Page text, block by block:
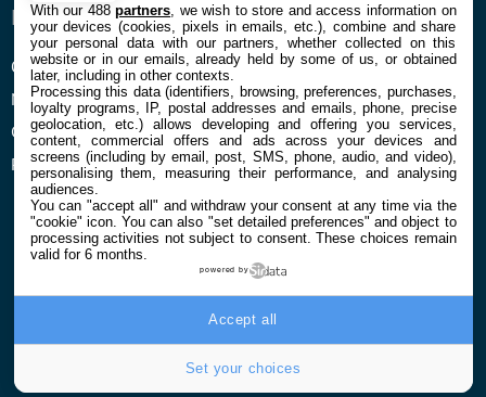
ENTREPRISE
Qui sommes nous
Mentions légales et CGU
Confidentialité et Cookies
Préférences cookies
À PROPOS
La rédaction
Contact
With our 488partners , we wish to store and access information on
your devices (cookies, pixels in emails, etc.), combine and share
your personal data with our partners, whether collected on this
website or in our emails, already held by some of us, or obtained
later, including in other contexts.
Processing this data (identifiers, browsing, preferences, purchases,
loyalty programs, IP, postal addresses and emails, phone, precise
geolocation, etc.) allows developing and offering you services,
content, commercial offers and ads across your devices and
screens (including by email, post, SMS, phone, audio, and video),
personalising them, measuring their performance, and analysing
audiences.
You can "accept all" and withdraw your consent at any time via the
"cookie" icon. You can also "set detailed preferences" and object to
processing activities not subject to consent. These choices remain
valid for 6 months.
powered by
Set your choices
Accept all